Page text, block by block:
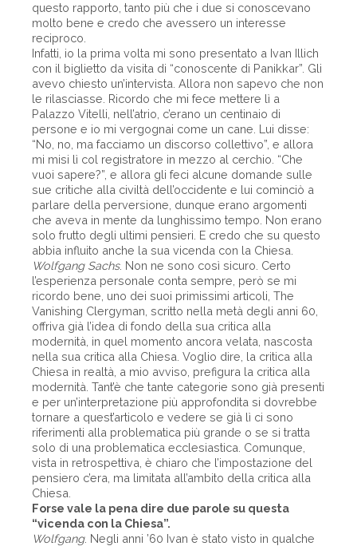
questo rapporto, tanto più che i due si conoscevano
molto bene e credo che avessero un interesse
reciproco.
Infatti, io la prima volta mi sono presentato a Ivan Illich
con il biglietto da visita di “conoscente di Panikkar”. Gli
avevo chiesto un’intervista. Allora non sapevo che non
le rilasciasse. Ricordo che mi fece mettere lì a
Palazzo Vitelli, nell’atrio, c’erano un centinaio di
persone e io mi vergognai come un cane. Lui disse:
“No, no, ma facciamo un discorso collettivo”, e allora
mi misi lì col registratore in mezzo al cerchio. “Che
vuoi sapere?”, e allora gli feci alcune domande sulle
sue critiche alla civiltà dell’occidente e lui cominciò a
parlare della perversione, dunque erano argomenti
che aveva in mente da lunghissimo tempo. Non erano
solo frutto degli ultimi pensieri. E credo che su questo
abbia influito anche la sua vicenda con la Chiesa.
Wolfgang Sachs. Non ne sono così sicuro. Certo
l’esperienza personale conta sempre, però se mi
ricordo bene, uno dei suoi primissimi articoli, The
Vanishing Clergyman, scritto nella metà degli anni 60,
offriva già l’idea di fondo della sua critica alla
modernità, in quel momento ancora velata, nascosta
nella sua critica alla Chiesa. Voglio dire, la critica alla
Chiesa in realtà, a mio avviso, prefigura la critica alla
modernità. Tant’è che tante categorie sono già presenti
e per un’interpretazione più approfondita si dovrebbe
tornare a quest’articolo e vedere se già lì ci sono
riferimenti alla problematica più grande o se si tratta
solo di una problematica ecclesiastica. Comunque,
vista in retrospettiva, è chiaro che l’impostazione del
pensiero c’era, ma limitata all’ambito della critica alla
Chiesa.
Forse vale la pena dire due parole su questa
“vicenda con la Chiesa”.
Wolfgang. Negli anni ’60 Ivan è stato visto in qualche